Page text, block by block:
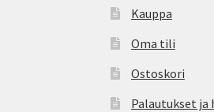
Kauppa
Oma tili
Ostoskori
Palautukset ja